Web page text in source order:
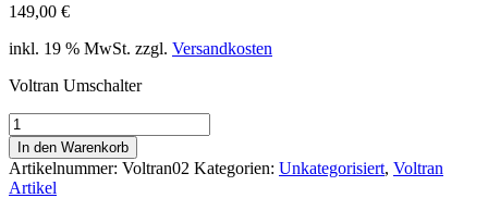
149,00 €
inkl. 19 % MwSt. zzgl. Versandkosten
Voltran Umschalter
Voltran
CSI
Umschalter
Menge
In den Warenkorb
Artikelnummer: Voltran02 Kategorien: Unkategorisiert, Voltran
Artikel